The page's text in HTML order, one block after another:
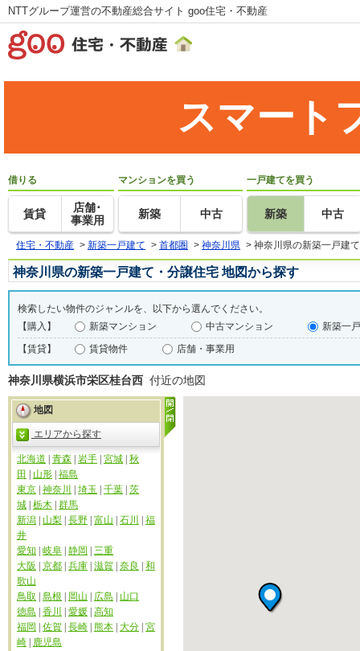
NTTグループ運営の不動産総合サイト goo住宅・不動産
スマート
借りる
賃貸
店舗･
事業用
マンションを買う
新築 中古
一戸建てを買う
新築 中古
住宅・不動産 > 新築一戸建て > 首都圏 > 神奈川県 > 神奈川県の新築一戸建
神奈川県の新築一戸建て・分譲住宅 地図から探す
検索したい物件のジャンルを、以下から選んでください。
【購入】
新築マンション 中古マンション
新築一
【賃貸】
賃貸物件 店舗・事業用
神奈川県横浜市栄区桂台西 付近の地図
地図
エリアから探す
北海道 青森 岩手 宮城 秋
田
山形 福島
東京 神奈川 埼玉 千葉 茨
城 栃木 群馬
新潟
山梨 長野 富山 石川
福
井
愛知
岐阜 静岡
三重
大阪
京都 兵庫 滋賀 奈良
和
歌山
鳥取
島根 岡山 広島
山口
徳島
香川 愛媛 高知
福岡
佐賀 長崎 熊本 大分 宮
崎
鹿児島